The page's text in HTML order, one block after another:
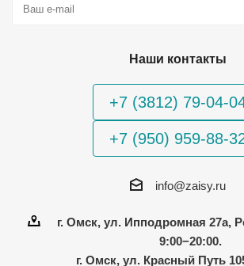
Наши контакты
+7 (3812) 79-04-
+7 (950) 959-88-
info@zaisy.ru
г. Омск, ул. Ипподромная 27а,
9:00−20:00.
г. Омск, ул. Красный Путь